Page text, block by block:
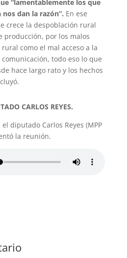
“lamentablemente los que
dan la razón”. En ese
crece la despoblación rural
producción, por los malos
como el mal acceso a la
todo eso lo que
hace largo rato y los hechos
CARLOS REYES.
diputado Carlos Reyes (MPP
la reunión.